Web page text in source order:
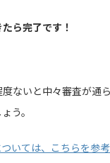
ら完了です！
ないと中々審査が通
う。
いては、こちらを参